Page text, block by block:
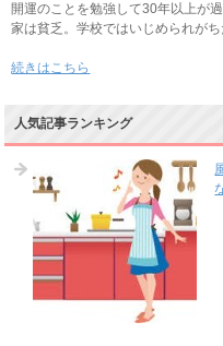
開運のことを勉強して30年以上が
家は貧乏。学校ではいじめられがち
続きはこちら
人気記事ランキング